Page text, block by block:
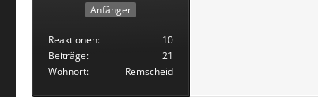
Anfänger
Reaktionen
10
Beiträge
21
Wohnort
Remscheid